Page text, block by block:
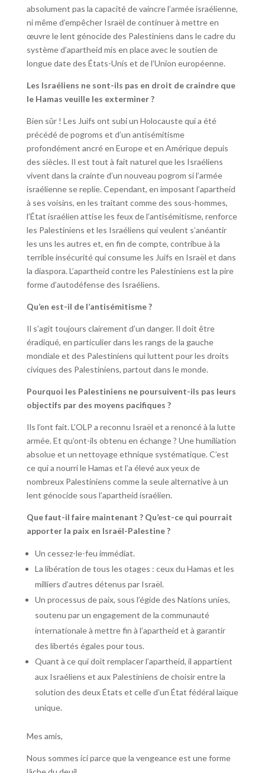
absolument pas la capacité de vaincre l’armée israélienne,
ni même d’empêcher Israël de continuer à mettre en
œuvre le lent génocide des Palestiniens dans le cadre du
système d’apartheid mis en place avec le soutien de
longue date des États-Unis et de l’Union européenne.
Les Israéliens ne sont-ils pas en droit de craindre que
le Hamas veuille les exterminer ?
Bien sûr ! Les Juifs ont subi un Holocauste qui a été
précédé de pogroms et d’un antisémitisme
profondément ancré en Europe et en Amérique depuis
des siècles. Il est tout à fait naturel que les Israéliens
vivent dans la crainte d’un nouveau pogrom si l’armée
israélienne se replie. Cependant, en imposant l’apartheid
à ses voisins, en les traitant comme des sous-hommes,
l’État israélien attise les feux de l’antisémitisme, renforce
les Palestiniens et les Israéliens qui veulent s’anéantir
les uns les autres et, en fin de compte, contribue à la
terrible insécurité qui consume les Juifs en Israël et dans
la diaspora. L’apartheid contre les Palestiniens est la pire
forme d’autodéfense des Israéliens.
Qu’en est-il de l’antisémitisme ?
Il s’agit toujours clairement d’un danger. Il doit être
éradiqué, en particulier dans les rangs de la gauche
mondiale et des Palestiniens qui luttent pour les droits
civiques des Palestiniens, partout dans le monde.
Pourquoi les Palestiniens ne poursuivent-ils pas leurs
objectifs par des moyens pacifiques ?
Ils l’ont fait. L’OLP a reconnu Israël et a renoncé à la lutte
armée. Et qu’ont-ils obtenu en échange ? Une humiliation
absolue et un nettoyage ethnique systématique. C’est
ce qui a nourri le Hamas et l’a élevé aux yeux de
nombreux Palestiniens comme la seule alternative à un
lent génocide sous l’apartheid israélien.
Que faut-il faire maintenant ? Qu’est-ce qui pourrait
apporter la paix en Israël-Palestine ?
Un cessez-le-feu immédiat.
La libération de tous les otages : ceux du Hamas et les
milliers d’autres détenus par Israël.
Un processus de paix, sous l’égide des Nations unies,
soutenu par un engagement de la communauté
internationale à mettre fin à l’apartheid et à garantir
des libertés égales pour tous.
Quant à ce qui doit remplacer l’apartheid, il appartient
aux Israéliens et aux Palestiniens de choisir entre la
solution des deux États et celle d’un État fédéral laïque
unique.
Mes amis,
Nous sommes ici parce que la vengeance est une forme